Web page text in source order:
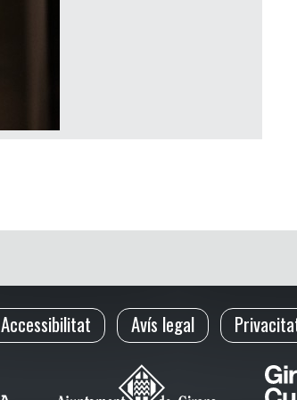
Accessibilitat Avís legal